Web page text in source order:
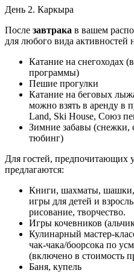
День 2. Каркыра
После завтрака в вашем
для любого вида активностей
Катание на снегоходах
программы)
Пешие прогулки
Катание на беговых
можно взять в аренду в
Land, Ski House, Союз
Зимние забавы (снежки,
тюбинг)
Для гостей, предпочитающих
предлагаются:
Книги, шахматы, шашки,
игры для детей и
рисование, творчество.
Игры кочевников
Кулинарный мастер-
чак-чака/боорсока по
(включено в стоимость
Баня, купель